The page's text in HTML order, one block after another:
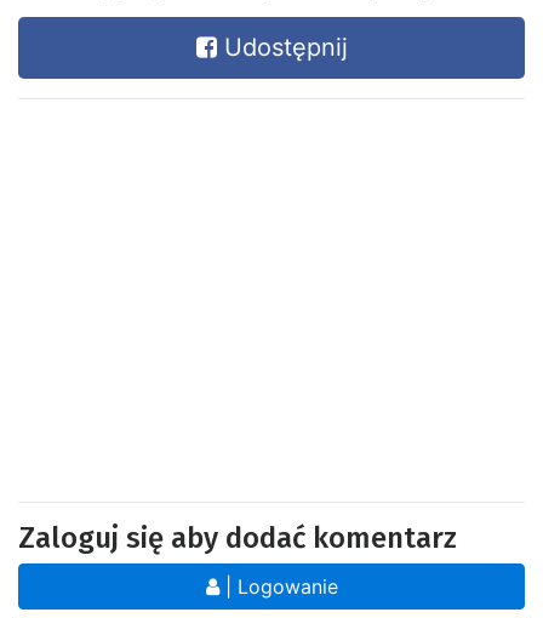
Udostępnij
Zaloguj się aby dodać komentarz
| Logowanie